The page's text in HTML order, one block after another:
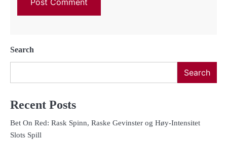
Search
Search
Recent Posts
Bet On Red: Rask Spinn, Raske Gevinster og Høy‑Intensitet
Slots Spill